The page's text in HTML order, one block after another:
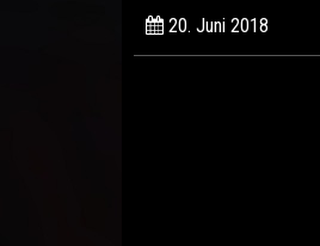
20. Juni 2018